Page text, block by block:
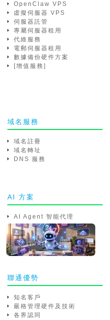
OpenClaw VPS
虛擬伺服器 VPS
伺服器託管
專屬伺服器租用
代維服務
電郵伺服器租用
數據備份硬件方案
[增值服務]
域名服務
域名註冊
域名轉址
DNS 服務
AI 方案
AI Agent 智能代理
聯通優勢
知名客戶
嚴格管理硬件及技術
各界認同